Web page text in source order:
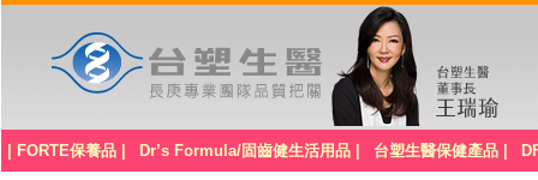
| FORTE保養品 | Dr’s Formula/固齒健生活用品 | 台塑生醫保健產品 |